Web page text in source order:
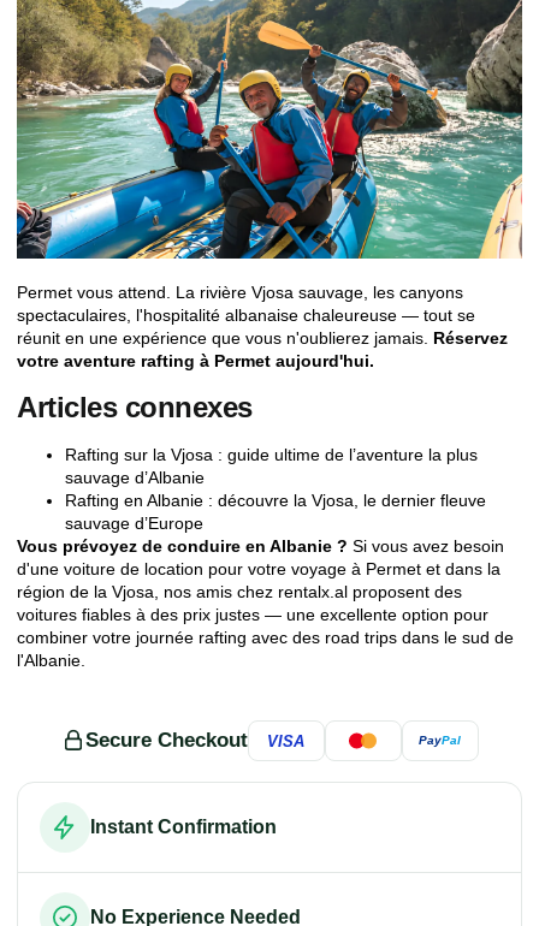
Permet vous attend. La rivière Vjosa sauvage, les canyons
spectaculaires, l'hospitalité albanaise chaleureuse — tout se
réunit en une expérience que vous n'oublierez jamais. Réservez
votre aventure rafting à Permet aujourd'hui.
Articles connexes
Rafting sur la Vjosa : guide ultime de l’aventure la plus
sauvage d’Albanie
Rafting en Albanie : découvre la Vjosa, le dernier fleuve
sauvage d’Europe
Vous prévoyez de conduire en Albanie ? Si vous avez besoin
d'une voiture de location pour votre voyage à Permet et dans la
région de la Vjosa, nos amis chez rentalx.al proposent des
voitures fiables à des prix justes — une excellente option pour
combiner votre journée rafting avec des road trips dans le sud de
l'Albanie.
Secure Checkout VISA PayPal
Instant Confirmation
No Experience Needed